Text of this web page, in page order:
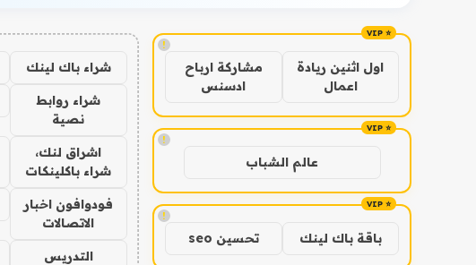
!
اول اثنين ريادة
اعمال
مشاركة ارباح
ادسنس
!
عالم الشباب
!
باقة باك لينك تحسين seo
شراء باك لينك
شراء روابط
نصية
اشراق لنك،
شراء باكلينكات
فودوافون اخبار
الاتصالات
التدريس